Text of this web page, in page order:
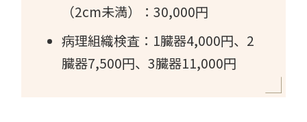
（2cm未満）：30,000円
病理組織検査：1臓器4,000円、2
臓器7,500円、3臓器11,000円